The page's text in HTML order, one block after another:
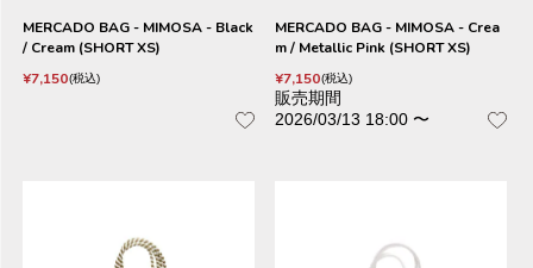
MERCADO BAG - MIMOSA - Black
/ Cream (SHORT XS)
¥7,150 税込
MERCADO BAG - MIMOSA - Crea
m / Metallic Pink (SHORT XS)
¥7,150 税込
販売期間
2026/03/13 18:00 〜